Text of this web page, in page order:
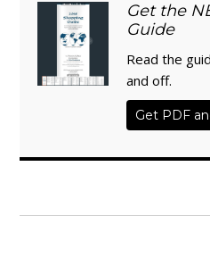
Get the
Guide
Read the
and off.
Get PDF